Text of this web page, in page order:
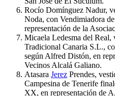
Rocío Domínguez Nadur,
Noda, con Vendimiadora
representación de la
Micaela Ledesma del Real,
Tradicional Canaria S.L.,
según Alfred Distón, en
Vecinos Alcalá Galiano.
Atasara Jerez Prendes,
Campesina de Tenerife
XX, en representación de